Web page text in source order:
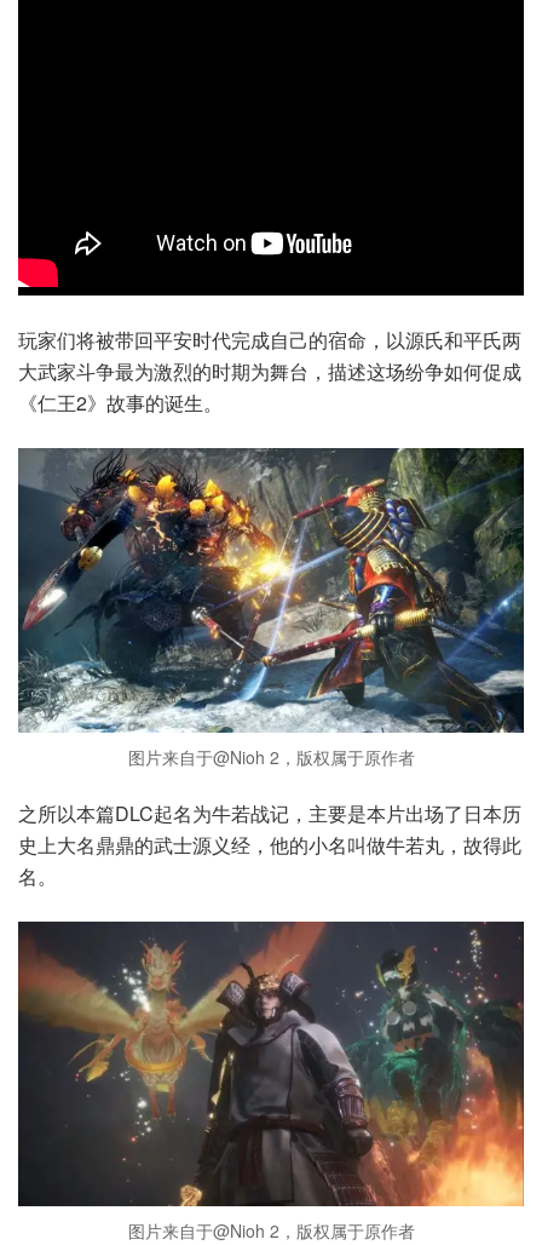
玩家们将被带回平安时代完成自己的宿命，以源氏和平氏两
大武家斗争最为激烈的时期为舞台，描述这场纷争如何促成
《仁王2》故事的诞生。
图片来自于@Nioh 2，版权属于原作者
之所以本篇DLC起名为牛若战记，主要是本片出场了日本历
史上大名鼎鼎的武士源义经，他的小名叫做牛若丸，故得此
名。
图片来自于@Nioh 2，版权属于原作者